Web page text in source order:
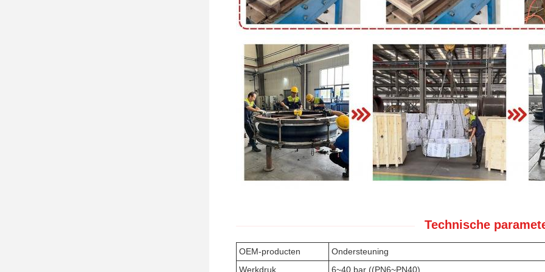
Technische
OEM-producten
Ondersteuning
Werkdruk
6~40 bar ((PN6~PN40)